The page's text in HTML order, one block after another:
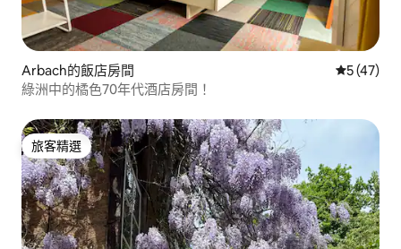
Arbach的飯店房間 從 47 則評
5 (47)
綠洲中的橘色70年代酒店房間！
旅客精選
旅客精選